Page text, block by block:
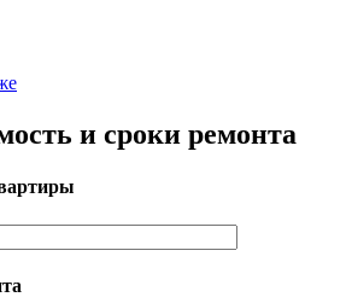
и сроки ремонта